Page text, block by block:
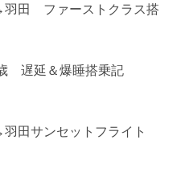
田 ファーストクラス搭
遅延＆爆睡搭乗記
田サンセットフライト